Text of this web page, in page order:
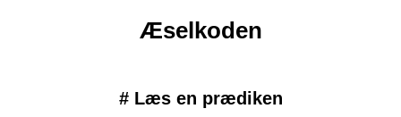
Æselkoden
# Læs en prædiken